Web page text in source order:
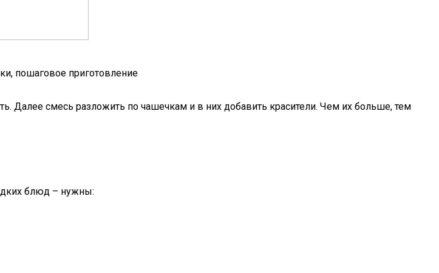
пошаговое приготовление
Далее смесь разложить по чашечкам и в них добавить красители. Чем их больше, тем
блюд – нужны: